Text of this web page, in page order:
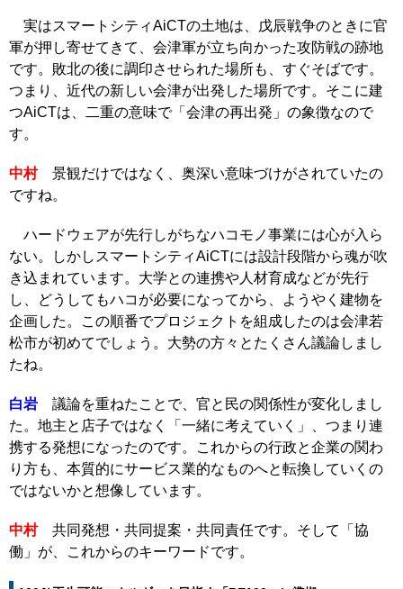
実はスマートシティAiCTの土地は、戊辰戦争のときに官
軍が押し寄せてきて、会津軍が立ち向かった攻防戦の跡地
です。敗北の後に調印させられた場所も、すぐそばです。
つまり、近代の新しい会津が出発した場所です。そこに建
つAiCTは、二重の意味で「会津の再出発」の象徴なので
す。
中村景観だけではなく、奥深い意味づけがされていたの
ですね。
ハードウェアが先行しがちなハコモノ事業には心が入ら
ない。しかしスマートシティAiCTには設計段階から魂が吹
き込まれています。大学との連携や人材育成などが先行
し、どうしてもハコが必要になってから、ようやく建物を
企画した。この順番でプロジェクトを組成したのは会津若
松市が初めてでしょう。大勢の方々とたくさん議論しまし
たね。
白岩 議論を重ねたことで、官と民の関係性が変化しまし
た。地主と店子ではなく「一緒に考えていく」、つまり連
携する発想になったのです。これからの行政と企業の関わ
り方も、本質的にサービス業的なものへと転換していくの
ではないかと想像しています。
中村共同発想・共同提案・共同責任です。そして「協
働」が、これからのキーワードです。